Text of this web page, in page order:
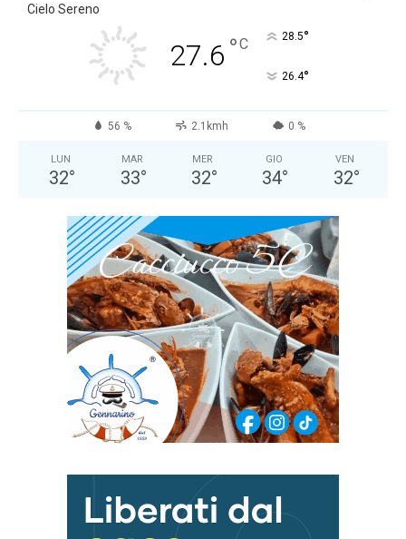
Cielo Sereno
27.6 °C 28.5°
26.4°
56 % 2.1kmh 0 %
LUN
32°
MAR
33°
MER
32°
GIO
34°
VEN
32°